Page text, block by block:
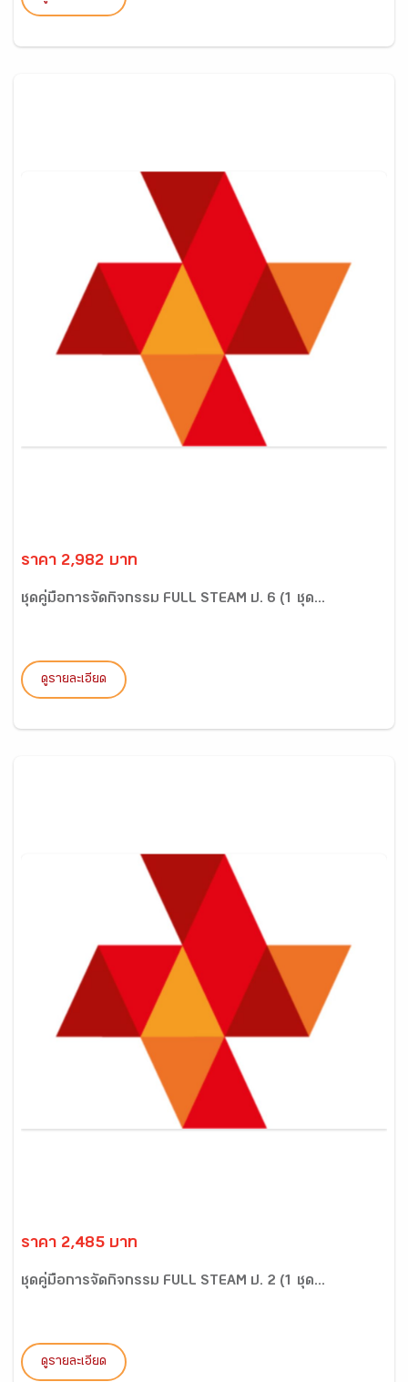
ราคา 2,982 บาท
ชุดคู่มือการจัดกิจกรรม FULL STEAM ป. 6 (1 ชุด...
ดูรายละเอียด
ราคา 2,485 บาท
ชุดคู่มือการจัดกิจกรรม FULL STEAM ป. 2 (1 ชุด...
ดูรายละเอียด